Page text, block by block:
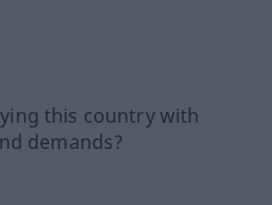
this country with
demands?